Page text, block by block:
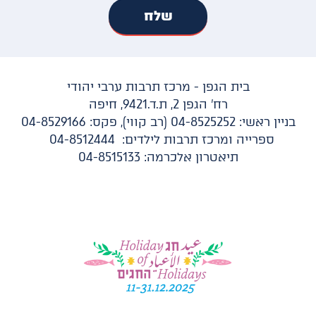
בית הגפן - מרכז תרבות ערבי יהודי
רח' הגפן 2, ת.ד.9421, חיפה
בניין ראשי: 04-8525252 (רב קווי), פקס: 04-8529166
ספרייה ומרכז תרבות לילדים: 04-8512444
תיאטרון אלכרמה: 04-8515133​